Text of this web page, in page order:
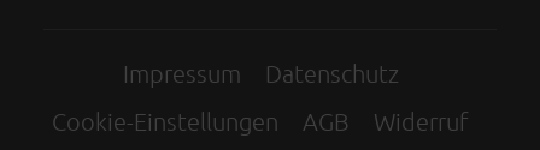
Impressum
Datenschutz
Cookie-Einstellungen
AGB
Widerruf